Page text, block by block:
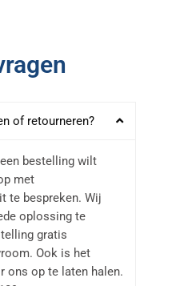
of retourneren?
bestelling wilt
met
te bespreken. Wij
oplossing te
gratis
Ook is het
ons op te laten halen.